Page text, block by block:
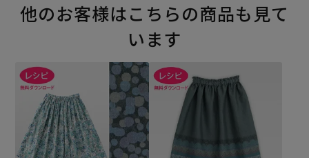
他のお客様はこちらの商品も見て
います